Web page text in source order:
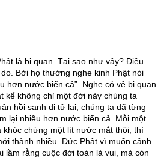
là bi quan. Tại sao như vậy? Điều
Bởi họ thường nghe kinh Phật nói
hơn nước biển cả”. Nghe có vẻ bi quan
kể không chỉ một đời này chúng ta
hồi sanh đi tử lại, chúng ta đã từng
lại nhiều hơn nước biển cả. Mỗi một
khóc chừng một lít nước mắt thôi, thì
thành nhiều. Đức Phật vì muốn cảnh
lầm rằng cuộc đời toàn là vui, mà còn